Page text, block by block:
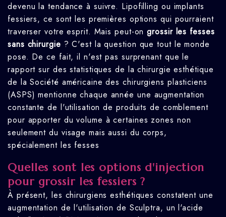
devenu la tendance à suivre. Lipofilling ou implants
fessiers, ce sont les premières options qui pourraient
traverser votre esprit. Mais peut-ongrossir les fesses
sans chirurgie ? C'est la question que tout le monde
pose. De ce fait, il n'est pas surprenant que le
rapport sur des statistiques de la chirurgie esthétique
de la Société américaine des chirurgiens plasticiens
(ASPS) mentionne chaque année une augmentation
constante de l'utilisation de produits de comblement
pour apporter du volume à certaines zones non
seulement du visage mais aussi du corps,
spécialement les fesses
Quelles sont les options d'injection
pour grossir les fessiers ?
À présent, les chirurgiens esthétiques constatent une
augmentation de l'utilisation de Sculptra, un l'acide